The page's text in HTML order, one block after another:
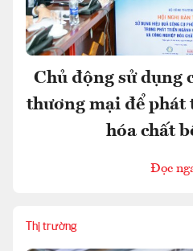
Chủ động sử dụng
thương mại để phát
hóa chất
Đọc
Thị trường